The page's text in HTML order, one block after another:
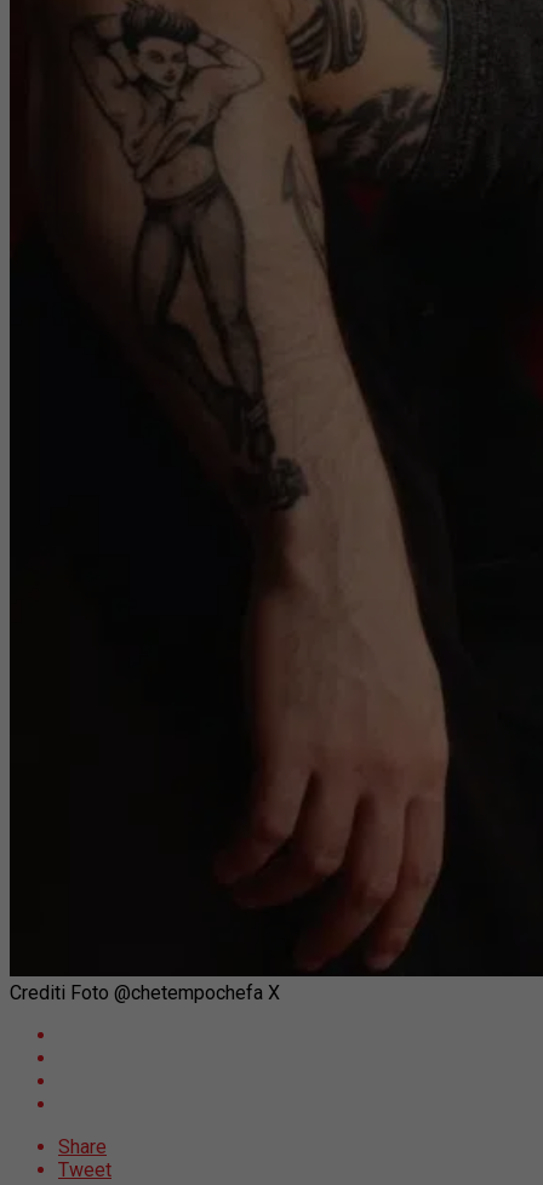
Crediti Foto @chetempochefa X
Share
Tweet